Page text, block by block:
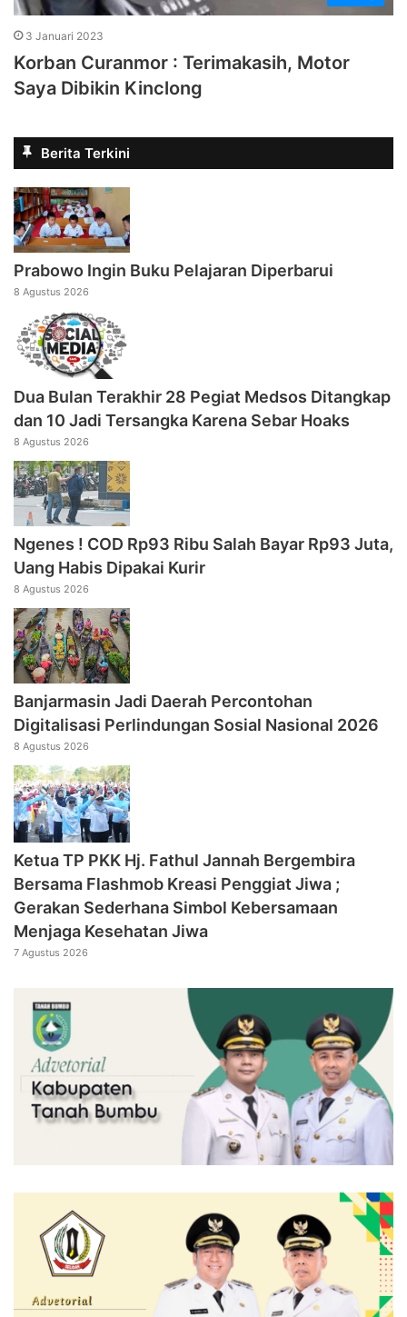
3 Januari 2023
Korban Curanmor : Terimakasih, Motor
Saya Dibikin Kinclong
Berita Terkini
Prabowo Ingin Buku Pelajaran Diperbarui
8 Agustus 2026
Dua Bulan Terakhir 28 Pegiat Medsos Ditangkap
dan 10 Jadi Tersangka Karena Sebar Hoaks
8 Agustus 2026
Ngenes ! COD Rp93 Ribu Salah Bayar Rp93 Juta,
Uang Habis Dipakai Kurir
8 Agustus 2026
Banjarmasin Jadi Daerah Percontohan
Digitalisasi Perlindungan Sosial Nasional 2026
8 Agustus 2026
‎Ketua TP PKK Hj. Fathul Jannah Bergembira
Bersama Flashmob Kreasi Penggiat Jiwa ;
Gerakan Sederhana Simbol Kebersamaan
Menjaga Kesehatan Jiwa
7 Agustus 2026